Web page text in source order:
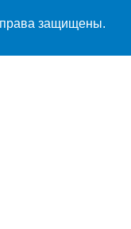
защищены.